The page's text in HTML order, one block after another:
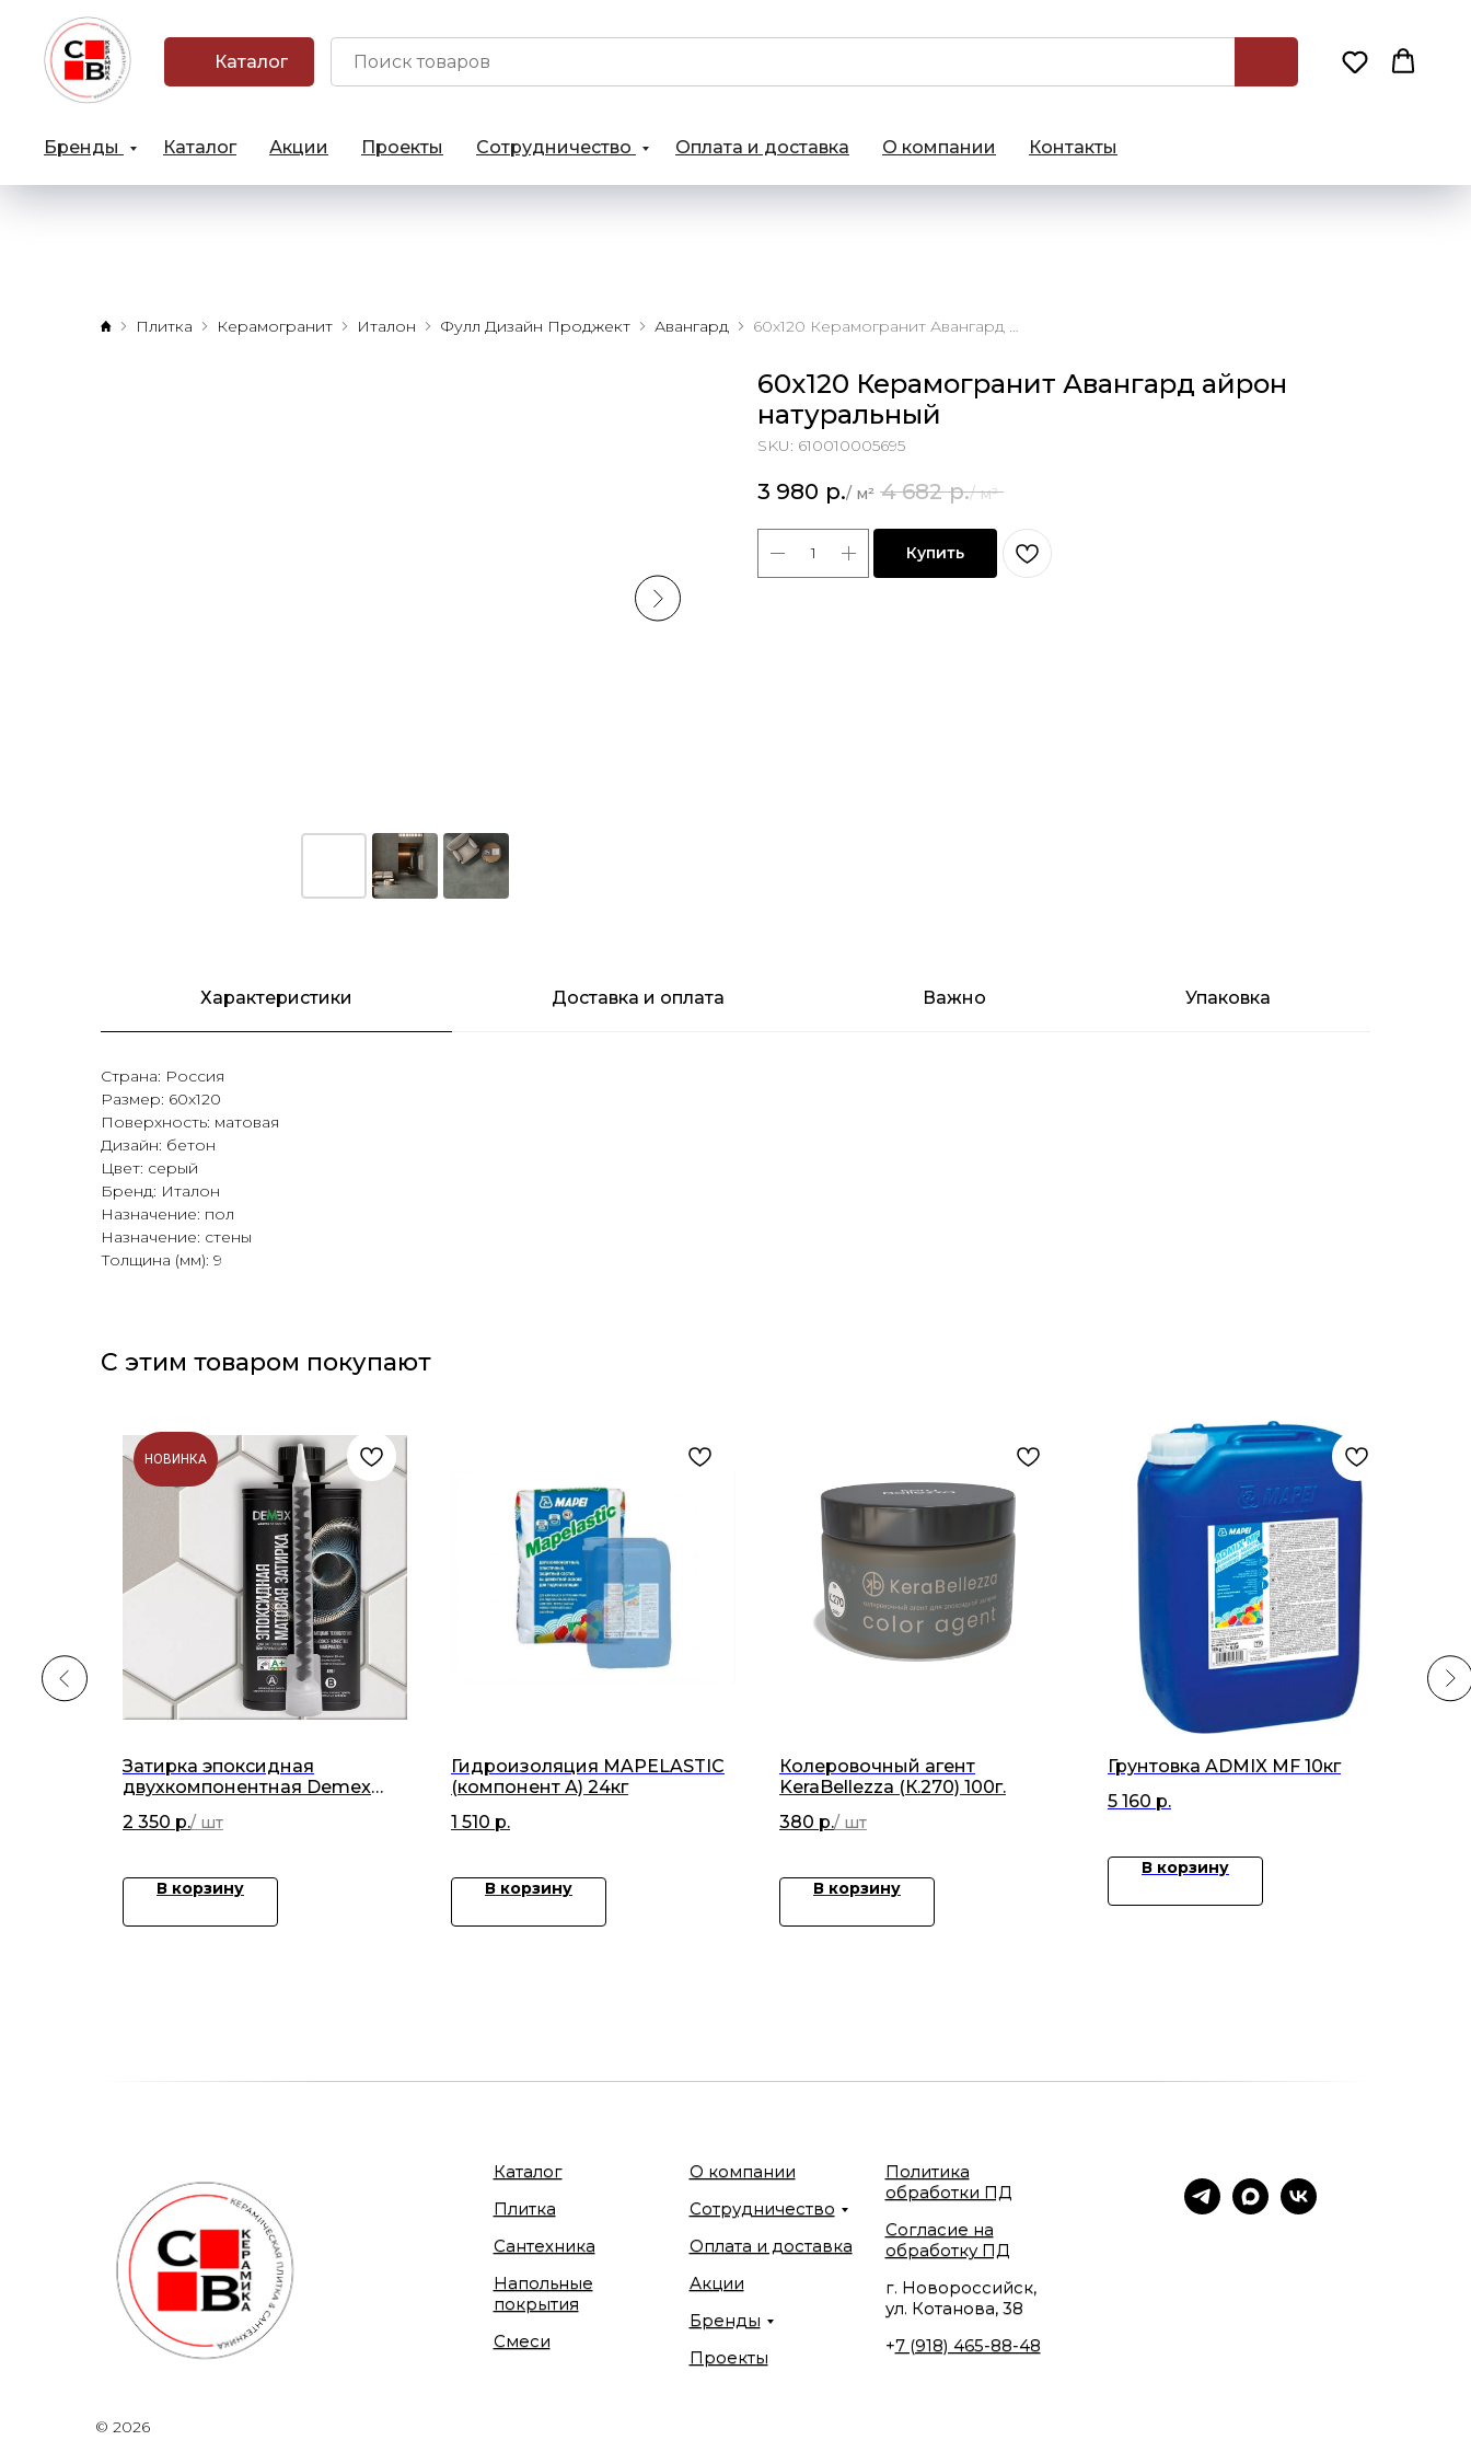
Каталог
Бренды Каталог Акции Проекты Сотрудничество Оплата и доставка О компании Контакты
Плитка Керамогранит Италон Фулл Дизайн Проджект Авангард 60х120 Керамогранит Авангард айрон натуральный
60х120 Керамогранит Авангард айрон
натуральный
SKU: 610010005695
3 980 р. 4 682 р.
Купить
Характеристики Доставка и оплата Важно Упаковка
Страна: Россия
Размер: 60х120
Поверхность: матовая
Дизайн: бетон
Цвет: серый
Бренд: Италон
Назначение: пол
Назначение: стены
Толщина (мм): 9
С этим товаром покупают
НОВИНКА
Затирка эпоксидная
двухкомпонентная Demex
(480гр)
2 350 р.
В корзину
Гидроизоляция MAPELASTIC
(компонент А) 24кг
1 510 р.
В корзину
Колеровочный агент
KeraBellezza (К.270) 100г.
380 р.
В корзину
Грунтовка ADMIX MF 10кг
5 160 р.
В корзину
© 2026
Каталог
Плитка
Сантехника
Напольные
покрытия
Смеси
О компании
Сотрудничество
Оплата и доставка
Акции
Бренды
Проекты
Политика
обработки ПД
Согласие на
обработку ПД
г. Новороссийск,
ул. Котанова, 38
+7 (918) 465-88-48